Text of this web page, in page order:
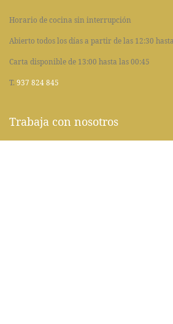
Horario de cocina sin interrupción
Abierto todos los días a partir de las 12:30
Carta disponible de 13:00 hasta las 00:45
T. 937 824 845
Trabaja con nosotros